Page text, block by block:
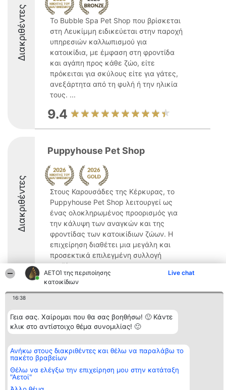
ΑΕΤΟΊ της περιποίησης
κατοικίδιων
Live chat
16:38
Γεια σας. Χαίρομαι που θα σας βοηθήσω! 🙂 Κάντε
κλικ στο αντίστοιχο θέμα συνομιλίας! 🙂
Ανήκω στους διακριθέντες και θέλω να παραλάβω το
πακέτο βραβείων
Θέλω να ελέγξω την επιχείρηση μου στην κατάταξη
"Αετοί"
Διακριθέντες
Το Bubble Spa Pet Shop που βρίσκεται
στη Λευκίμμη ειδικεύεται στην παροχή
υπηρεσιών καλλωπισμού για
κατοικίδια, με έμφαση στη φροντίδα
και αγάπη προς κάθε ζώο, είτε
πρόκειται για σκύλους είτε για γάτες,
ανεξάρτητα από τη φυλή ή την ηλικία
τους. ...
9.4
Διακριθέντες
Puppyhouse Pet Shop
Στους Καρουσάδες της Κέρκυρας, το
Puppyhouse Pet Shop λειτουργεί ως
ένας ολοκληρωμένος προορισμός για
την κάλυψη των αναγκών και της
φροντίδας των κατοικίδιων ζώων. Η
επιχείρηση διαθέτει μια μεγάλη και
προσεκτικά επιλεγμένη συλλογή
προϊόντων, ...
9.8
Διοργανωτής της
κατάταξης
BEAUTIFUL COMPANY
ΤΗΛ. ΕΠΙΚΟΙΝΩΝΙΑΣ:
2104128019
aetoi@beautifulcompany.co
Κατάταξη
Διακριθέντες
Λίστα όλων
διακριθέντων
προϋποθέσεις
Επικοινωνία